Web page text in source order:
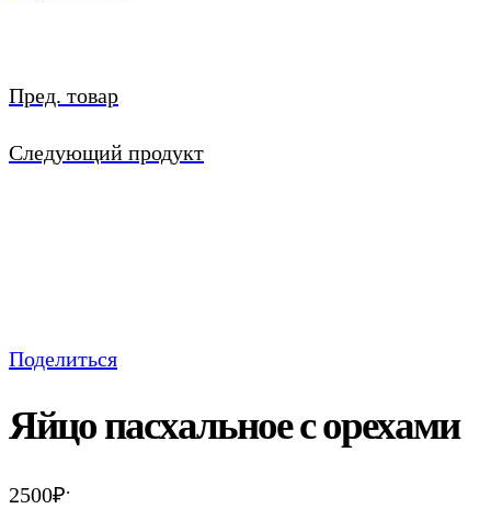
Пред. товар
Следующий продукт
Поделиться
Яйцо пасхальное с орехами
2500₽.